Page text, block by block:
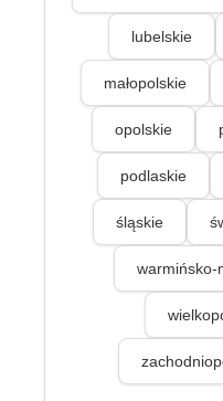
lubelskie
małopolskie
opolskie
podlaskie
śląskie
warmińsko-